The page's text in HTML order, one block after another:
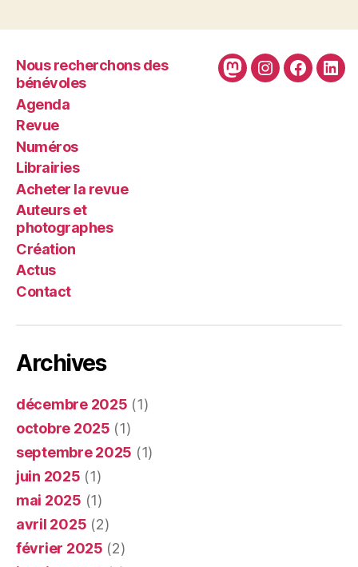
Nous recherchons des
bénévoles
Agenda
Revue
Numéros
Librairies
Acheter la revue
Auteurs et
photographes
Création
Actus
Contact
MastodonInstagram
Archives
décembre 2025 (1)
octobre 2025 (1)
septembre 2025 (1)
juin 2025 (1)
mai 2025 (1)
avril 2025 (2)
février 2025 (2)